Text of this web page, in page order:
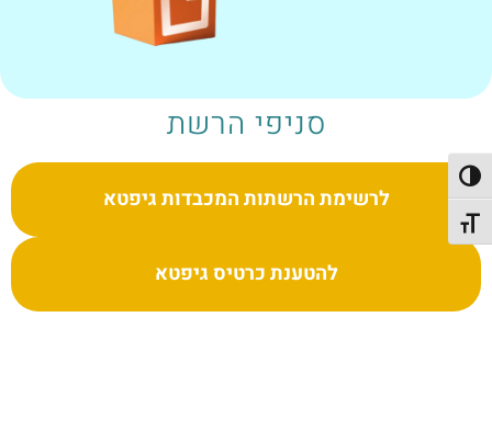
הפעל/כבה ניגודיות גבוהה
מתג גודל גופן
סניפי הרשת
לרשימת הרשתות המכבדות גיפטא
להטענת כרטיס גיפטא